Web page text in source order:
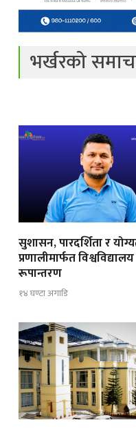
भर्खरको
सुशासन, पारदर्शिता र
प्रणालीमार्फत विश्वविद्यालय
रूपान्तरण
१४ घण्टा अगाडि